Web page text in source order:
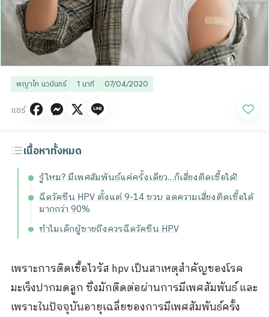
พญาไท นวมินทร์ 1 นาที 07/04/2020
แชร์
เนื้อหาทั้งหมด
รู้ไหม? มีเพศสัมพันธ์แค่ครั้งเดียว…ก็เสี่ยงติดเชื้อได้!
ฉีดวัคซีน HPV ตั้งแต่ 9-14 ขวบ ลดความเสี่ยงติดเชื้อได้
มากกว่า 90%
ทำไมเด็กผู้ชายถึงควรฉีดวัคซีน HPV
เพราะการติดเชื้อไวรัส hpv เป็นสาเหตุสำคัญของโรค
มะเร็งปากมดลูก ซึ่งมักติดต่อผ่านการมีเพศสัมพันธ์ และ
เพราะในปัจจุบันอายุเฉลี่ยของการมีเพศสัมพันธ์ครั้ง